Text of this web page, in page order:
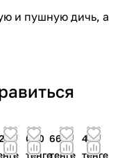
и пушную дичь, а
600
тенге
660
тенге
430
тенге